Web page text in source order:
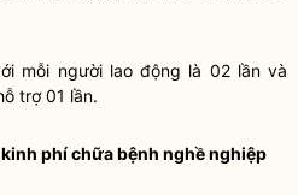
mỗi người lao động là 02 lần và
trợ 01 lần.
phí chữa bệnh nghề nghiệp